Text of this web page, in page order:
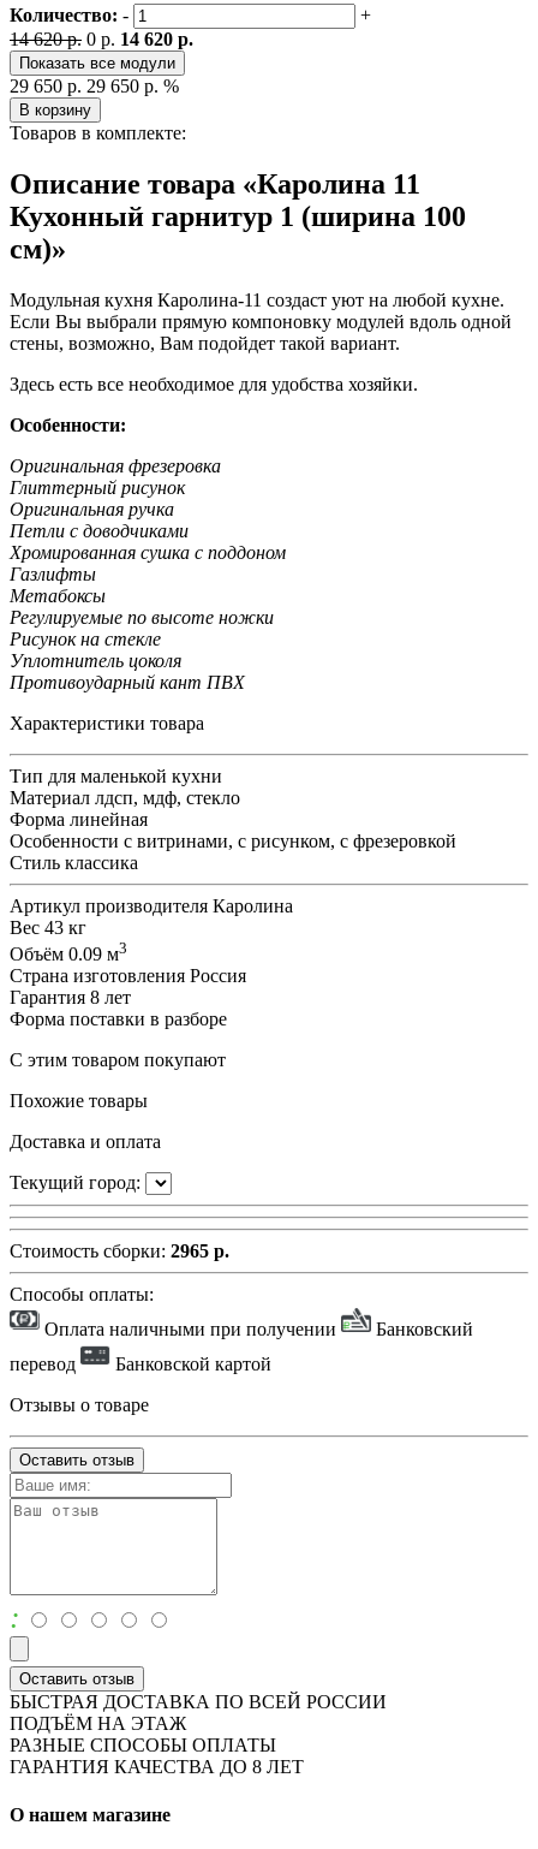
Количество: -
+
14 620 р. 0 р. 14 620 р.
Показать все модули
29 650 р. 29 650 р. %
В корзину
Товаров в комплекте:
Описание товара «Каролина 11
Кухонный гарнитур 1 (ширина 100
см)»
Модульная кухня Каролина-11 создаст уют на любой кухне.
Если Вы выбрали прямую компоновку модулей вдоль одной
стены, возможно, Вам подойдет такой вариант.
Здесь есть все необходимое для удобства хозяйки.
Особенности:
Оригинальная фрезеровка
Глиттерный рисунок
Оригинальная ручка
Петли с доводчиками
Хромированная сушка с поддоном
Газлифты
Метабоксы
Регулируемые по высоте ножки
Рисунок на стекле
Уплотнитель цоколя
Противоударный кант ПВХ
Характеристики товара
Тип для маленькой кухни
Материал лдсп, мдф, стекло
Форма линейная
Особенности с витринами, с рисунком, с фрезеровкой
Стиль классика
Артикул производителя Каролина
Вес 43 кг
Объём 0.09 м3
Страна изготовления Россия
Гарантия 8 лет
Форма поставки в разборе
С этим товаром покупают
Похожие товары
Доставка и оплата
Текущий город:
Стоимость сборки: 2965 р.
Способы оплаты:
Оплата наличными при получении
Банковский
перевод
Банковской картой
Отзывы о товаре
Оставить отзыв
:
Оставить отзыв
БЫСТРАЯ ДОСТАВКА ПО ВСЕЙ РОССИИ
ПОДЪЁМ НА ЭТАЖ
РАЗНЫЕ СПОСОБЫ ОПЛАТЫ
ГАРАНТИЯ КАЧЕСТВА ДО 8 ЛЕТ
О нашем магазине